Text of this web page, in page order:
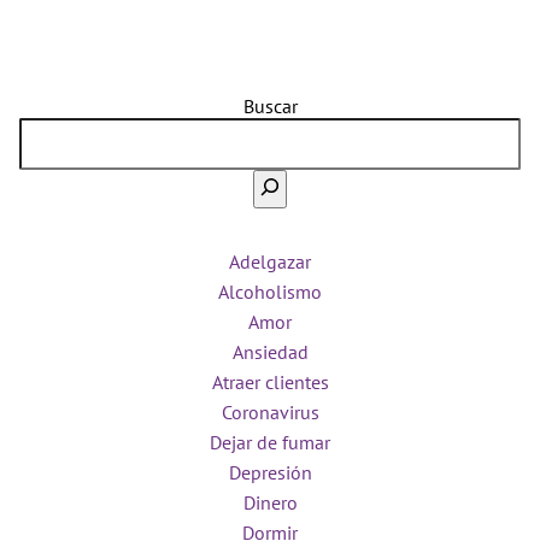
Buscar
Adelgazar
Alcoholismo
Amor
Ansiedad
Atraer clientes
Coronavirus
Dejar de fumar
Depresión
Dinero
Dormir